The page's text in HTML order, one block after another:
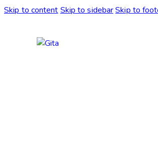
Skip to content Skip to sidebarSkip to